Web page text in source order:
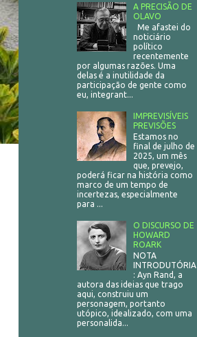
A PRECISÃO DE
OLAVO
Me afastei do
noticiário
político
recentemente
por algumas razões. Uma
delas é a inutilidade da
participação de gente como
eu, integrant...
IMPREVISÍVEIS
PREVISÕES
Estamos no
final de julho de
2025, um mês
que, prevejo,
poderá ficar na história como
marco de um tempo de
incertezas, especialmente
para ...
O DISCURSO DE
HOWARD
ROARK
NOTA
INTRODUTÓRIA
: Ayn Rand, a
autora das ideias que trago
aqui, construiu um
personagem, portanto
utópico, idealizado, com uma
personalida...